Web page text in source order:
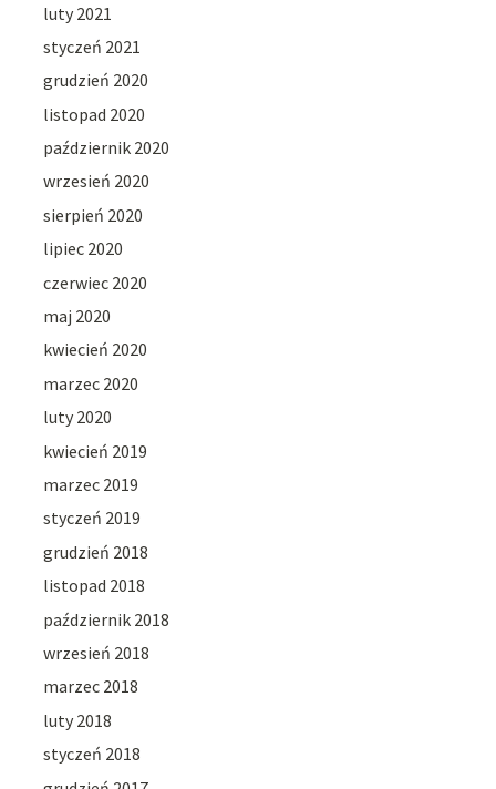
luty 2021
styczeń 2021
grudzień 2020
listopad 2020
październik 2020
wrzesień 2020
sierpień 2020
lipiec 2020
czerwiec 2020
maj 2020
kwiecień 2020
marzec 2020
luty 2020
kwiecień 2019
marzec 2019
styczeń 2019
grudzień 2018
listopad 2018
październik 2018
wrzesień 2018
marzec 2018
luty 2018
styczeń 2018